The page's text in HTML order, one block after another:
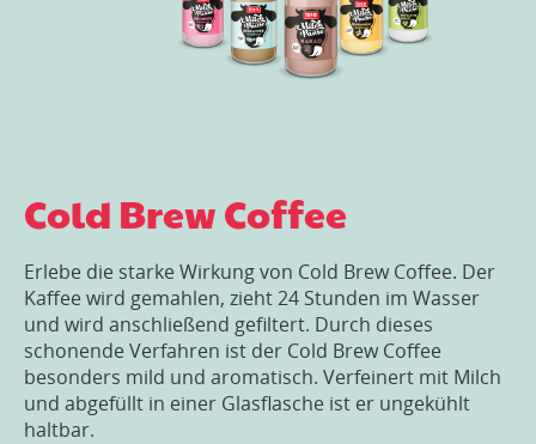
Cold Brew Coffee
Erlebe die starke Wirkung von Cold Brew Coffee. Der
Kaffee wird gemahlen, zieht 24 Stunden im Wasser
und wird anschließend gefiltert. Durch dieses
schonende Verfahren ist der Cold Brew Coffee
besonders mild und aromatisch. Verfeinert mit Milch
und abgefüllt in einer Glasflasche ist er ungekühlt
haltbar.